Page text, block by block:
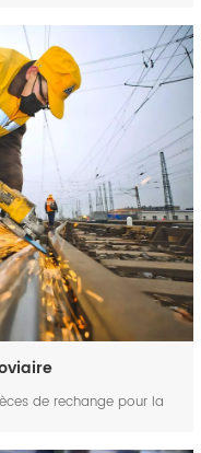
RFID et mobilité.
de...
de rechange pour la